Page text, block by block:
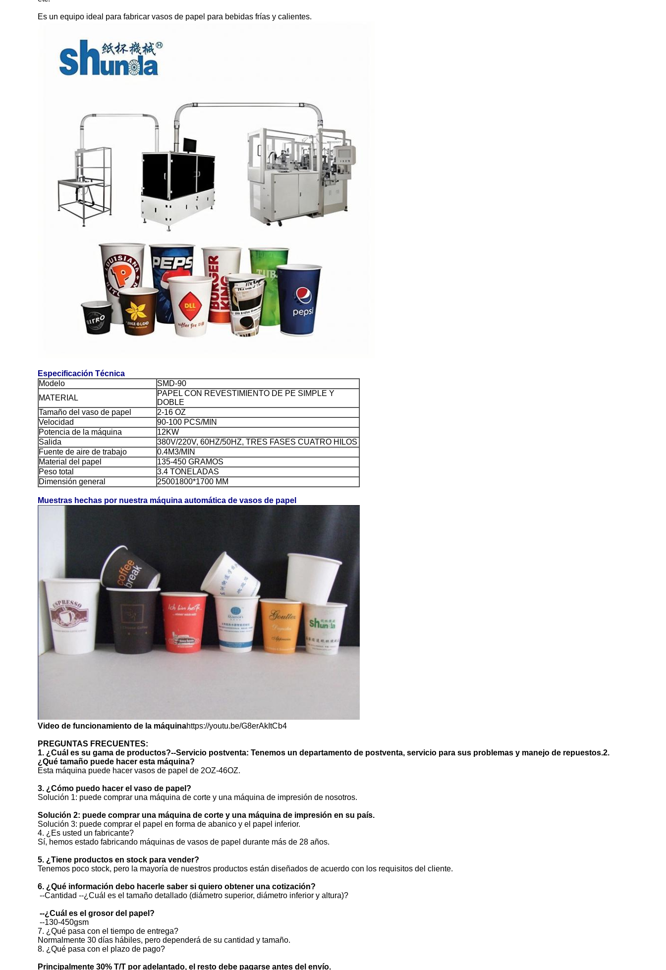
Es un equipo ideal para fabricar vasos de papel para bebidas frías y calientes.
Especificación Técnica
Modelo
SMD-90
MATERIAL
PAPEL CON REVESTIMIENTO DE PE SIMPLE Y
DOBLE
Tamaño del vaso de papel
2-16 OZ
Velocidad
90-100 PCS/MIN
Potencia de la máquina
12KW
Salida
380V/220V, 60HZ/50HZ, TRES FASES CUATRO HILOS
Fuente de aire de trabajo
0.4M3/MIN
Material del papel
135-450 GRAMOS
Peso total
3.4 TONELADAS
Dimensión general
25001800*1700 MM
Muestras hechas por nuestra máquina automática de vasos de papel
Video de funcionamiento de la máquinahttps://youtu.be/G8erAkItCb4
PREGUNTAS FRECUENTES:
1. ¿Cuál es su gama de productos?--Servicio postventa: Tenemos un departamento de postventa, servicio para sus problemas y manejo de repuestos.2.
¿Qué tamaño puede hacer esta máquina?
Esta máquina puede hacer vasos de papel de 2OZ-46OZ.
3. ¿Cómo puedo hacer el vaso de papel?
Solución 1: puede comprar una máquina de corte y una máquina de impresión de nosotros.
Solución 2: puede comprar una máquina de corte y una máquina de impresión en su país.
Solución 3: puede comprar el papel en forma de abanico y el papel inferior.
4. ¿Es usted un fabricante?
Sí, hemos estado fabricando máquinas de vasos de papel durante más de 28 años.
5. ¿Tiene productos en stock para vender?
Tenemos poco stock, pero la mayoría de nuestros productos están diseñados de acuerdo con los requisitos del cliente.
6. ¿Qué información debo hacerle saber si quiero obtener una cotización?
--Cantidad --¿Cuál es el tamaño detallado (diámetro superior, diámetro inferior y altura)?
--¿Cuál es el grosor del papel?
--130-450gsm
7. ¿Qué pasa con el tiempo de entrega?
Normalmente 30 días hábiles, pero dependerá de su cantidad y tamaño.
8. ¿Qué pasa con el plazo de pago?
Principalmente 30% T/T por adelantado, el resto debe pagarse antes del envío.